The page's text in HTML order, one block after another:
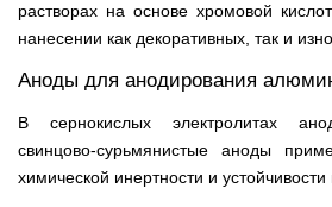
растворах на основе хромовой
нанесении как декоративных, так и
Аноды для анодирования
В сернокислых электролитах
свинцово-сурьмянистые аноды
химической инертности и устойчивости